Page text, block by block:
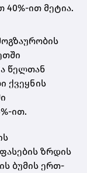
40%-ით მეტია.
წელთან
ქვეყნის
ით.
ზრდის
ბუმის ერთ-